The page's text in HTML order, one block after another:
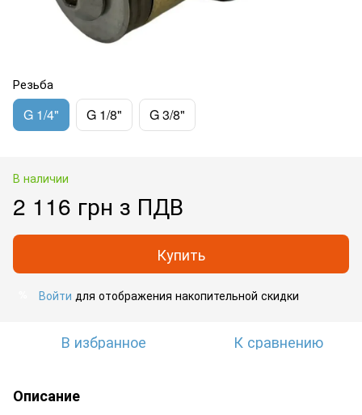
Резьба
G 1/4" G 1/8" G 3/8"
В наличии
2 116 грн з ПДВ
Купить
Войти для отображения накопительной скидки
В избранное К сравнению
Описание